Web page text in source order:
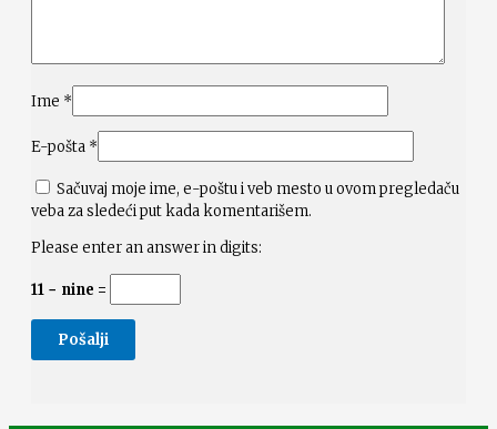
Ime *
E-pošta *
Sačuvaj moje ime, e-poštu i veb mesto u ovom pregledaču
veba za sledeći put kada komentarišem.
Please enter an answer in digits:
11 − nine =